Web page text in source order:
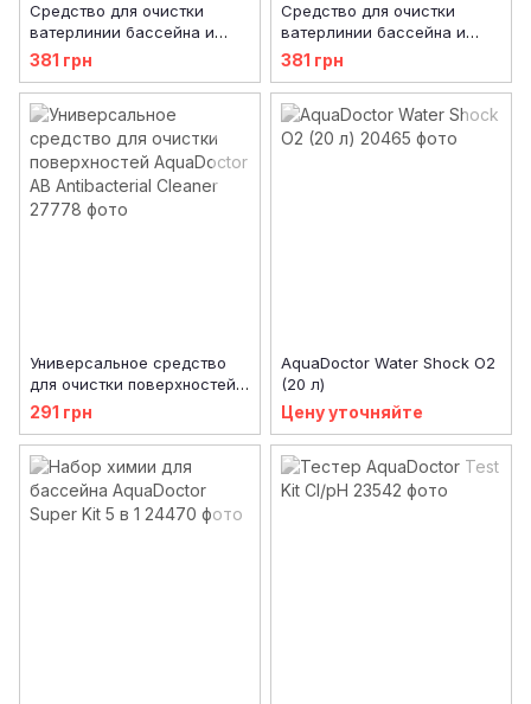
Средство для очистки
ватерлинии бассейна и
СПА AquaDoctor CW
CleanWaterline Шаг 1
381 грн
Средство для очистки
ватерлинии бассейна и
СПА AquaDoctor CW
CleanWaterline Шаг 2
381 грн
Универсальное средство
для очистки поверхностей
AquaDoctor AB Antibacterial
Cleaner
291 грн
AquaDoctor Water Shock О2
(20 л)
Цену уточняйте